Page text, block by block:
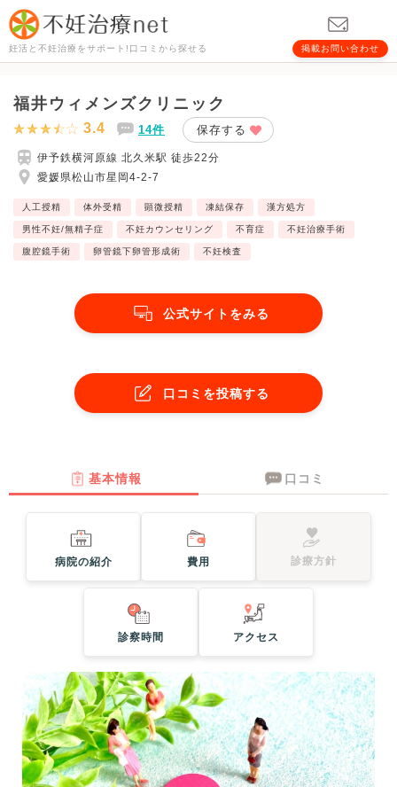
妊活と不妊治療をサポート!口コミから探せる 掲載お問い合わせ
福井ウィメンズクリニック
3.4 14件 保存する
伊予鉄横河原線 北久米駅 徒歩22分
愛媛県松山市星岡4-2-7
人工授精 体外受精 顕微授精 凍結保存 漢方処方
男性不妊/無精子症 不妊カウンセリング 不育症 不妊治療手術
腹腔鏡手術 卵管鏡下卵管形成術 不妊検査
公式サイトをみる
口コミを投稿する
基本情報 口コミ
病院の紹介 費用 診療方針
診察時間 アクセス